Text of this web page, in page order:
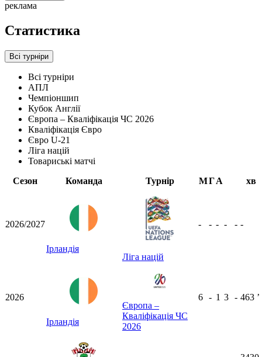
реклама
Статистика
Всі турніри
Всі турніри
АПЛ
Чемпіоншип
Кубок Англії
Європа – Кваліфікація ЧС 2026
Кваліфікація Євро
Євро U-21
Ліга націй
Товариські матчі
Сезон
Команда Турнір МГА хв
2026/2027
Ірландія
Ліга націй
- - - - - -
2026
Ірландія
Європа –
Кваліфікація ЧС
2026
6 - 1 3 - 463 ʼ